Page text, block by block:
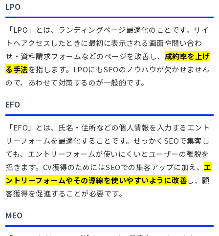
LPO
「LPO」とは、ランディングページ最適化のことです。サイ
トへアクセスしたときに最初に表示される画面や問い合わ
せ・資料請求フォームなどのページを改善し、 成約率を上げ
る手法を指します。LPOにもSEOのノウハウが欠かせません
ので、あわせて対策するのが一般的です。
EFO
「EFO」とは、氏名・住所などの個人情報を入力するエント
リーフォームを最適化することです。せっかくSEOで集客し
ても、エントリーフォームが使いにくいとユーザーの離脱を
招きます。CV獲得のためにはSEOでの集客アップに加え、エ
ントリーフォームやその導線を使いやすいように改善し、顧
客獲得を促進することが必要です。
MEO